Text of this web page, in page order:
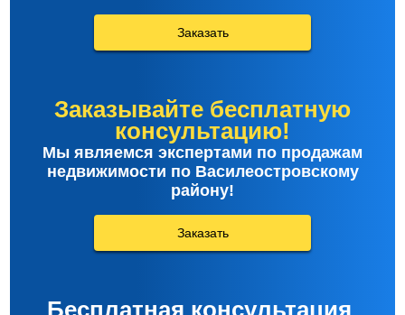
Заказать
Заказывайте бесплатную
консультацию!
Мы являемся экспертами по продажам
недвижимости по Василеостровскому
району!
Заказать
Бесплатная консультация